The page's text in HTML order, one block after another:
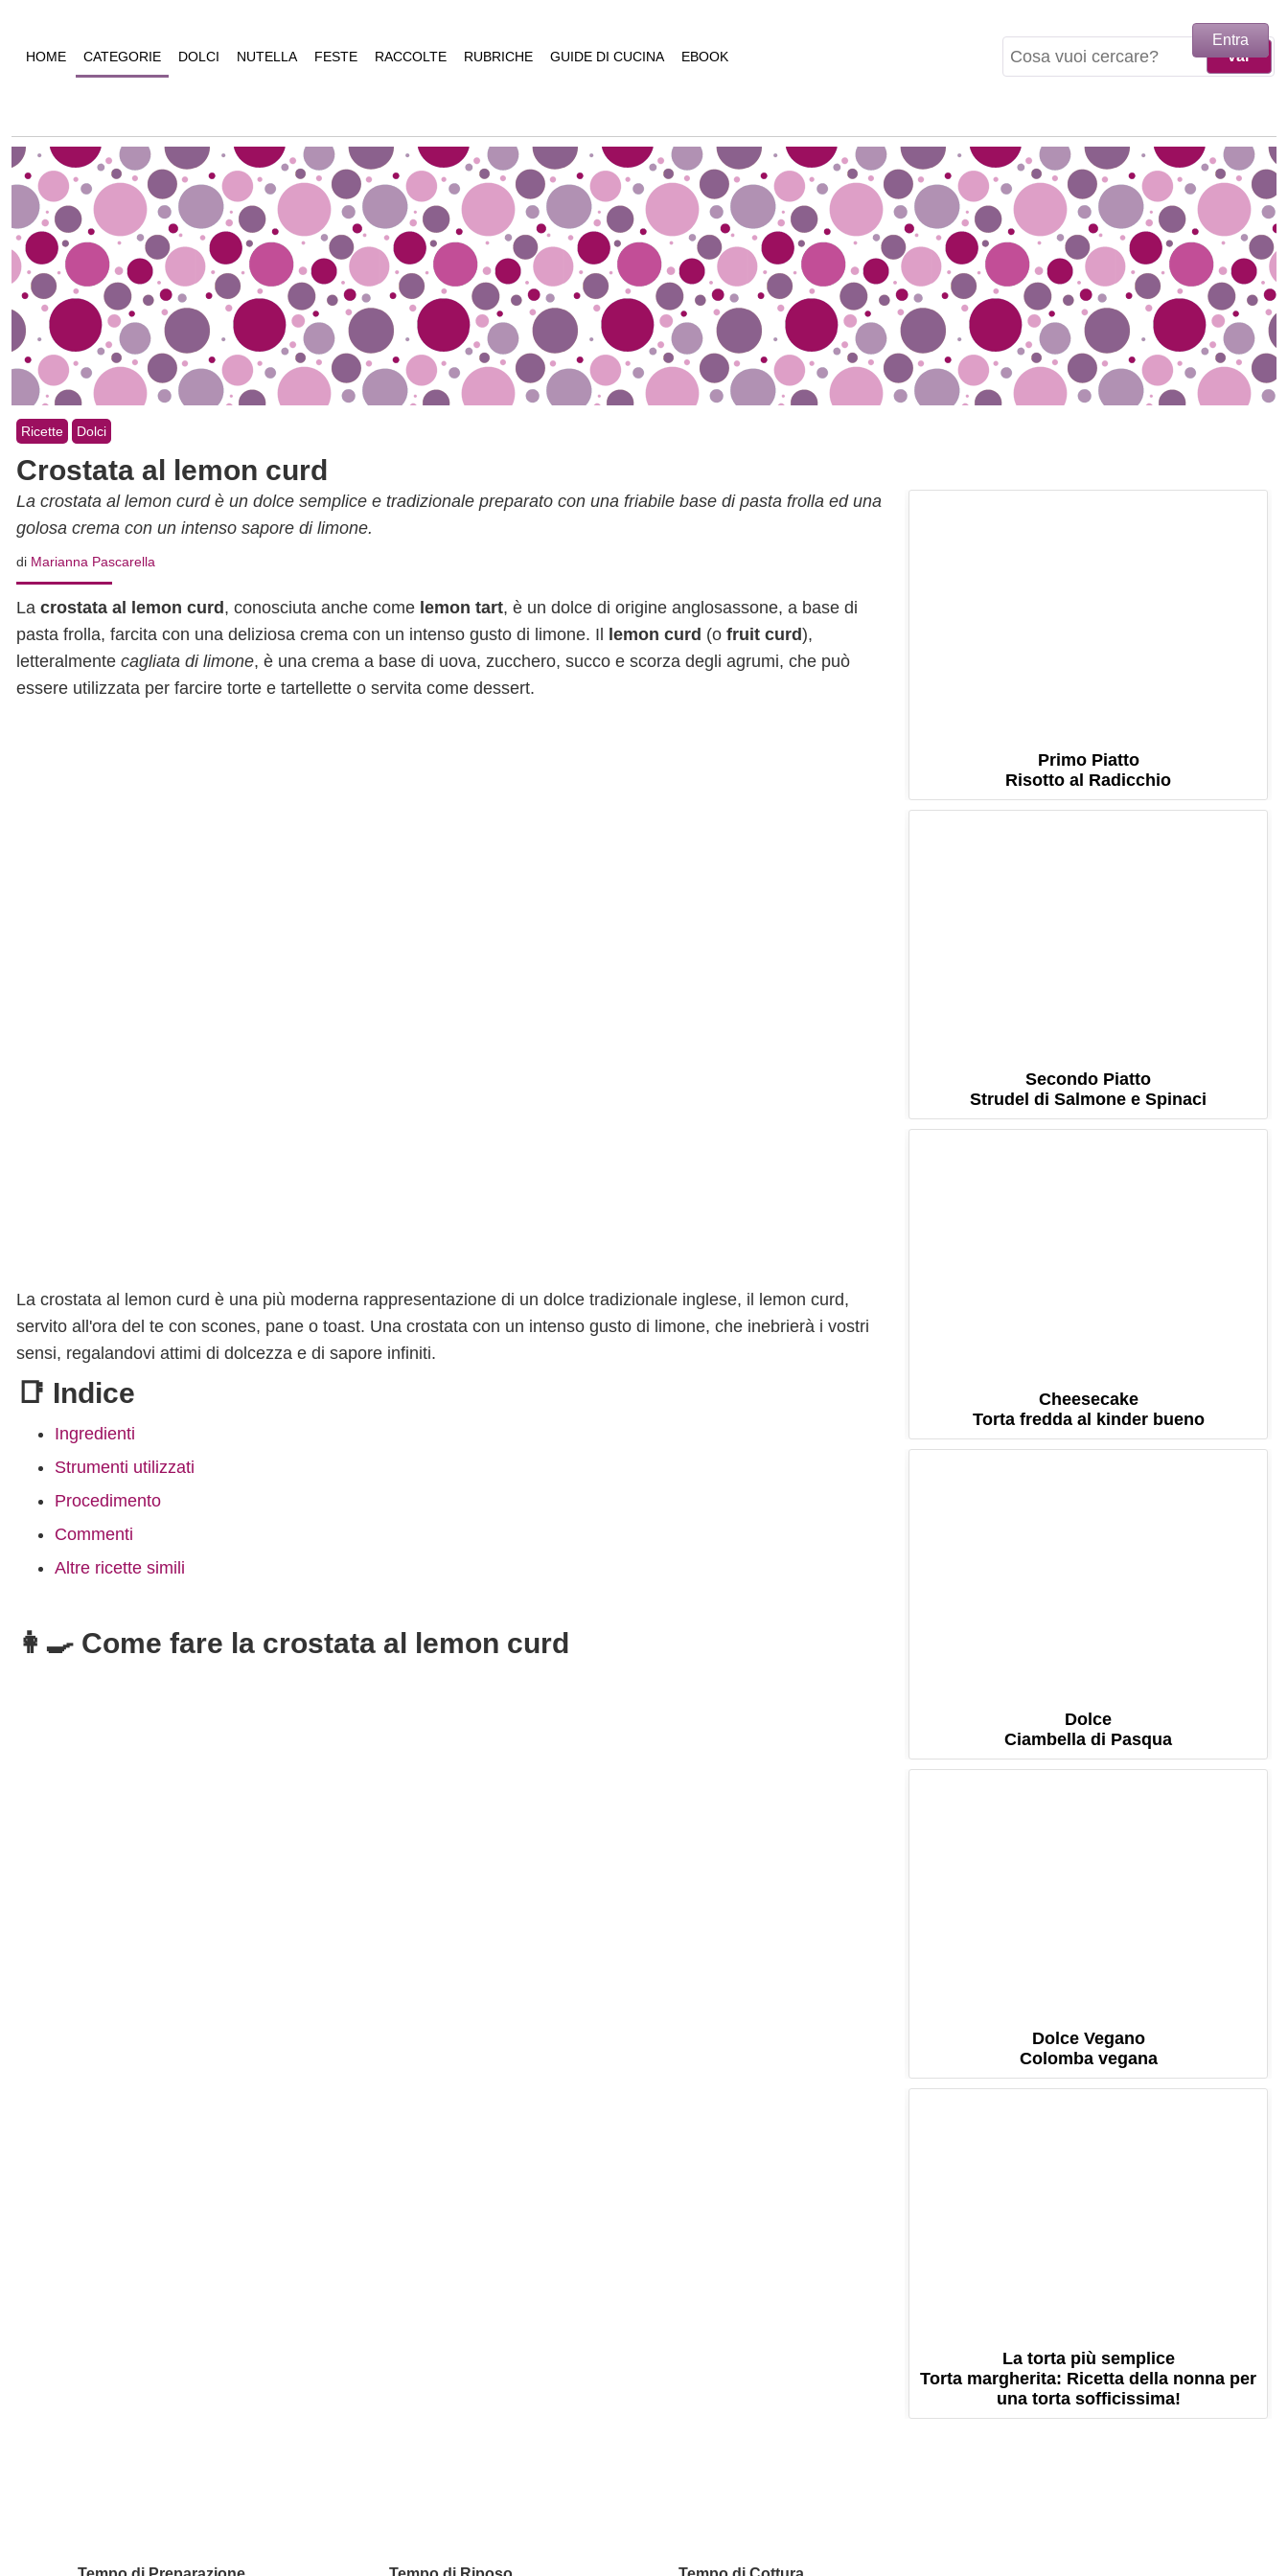
HOME CATEGORIE DOLCI NUTELLA FESTE RACCOLTE RUBRICHE GUIDE DI CUCINA EBOOK
Ricette Dolci
Crostata al lemon curd
La crostata al lemon curd è un dolce semplice e tradizionale preparato con una friabile base di pasta frolla ed una
golosa crema con un intenso sapore di limone.
di Marianna Pascarella
La crostata al lemon curd , conosciuta anche come lemon tart, è un dolce di origine anglosassone, a base di
pasta frolla, farcita con una deliziosa crema con un intenso gusto di limone. Il
lemon curd (o fruit curd),
letteralmente cagliata di limone, è una crema a base di uova, zucchero, succo e scorza degli agrumi, che può
essere utilizzata per farcire torte e tartellette o servita come dessert.
La crostata al lemon curd è una più moderna rappresentazione di un dolce tradizionale inglese, il lemon curd,
servito all'ora del te con scones, pane o toast. Una crostata con un intenso gusto di limone, che inebrierà i vostri
sensi, regalandovi attimi di dolcezza e di sapore infiniti.
📑 Indice
Ingredienti
Strumenti utilizzati
Procedimento
Commenti
Altre ricette simili
👩‍🍳 Come fare la crostata al lemon curd
Primo Piatto
Risotto al Radicchio
Secondo Piatto
Strudel di Salmone e Spinaci
Cheesecake
Torta fredda al kinder bueno
Dolce
Ciambella di Pasqua
Dolce Vegano
Colomba vegana
La torta più semplice
Torta margherita: Ricetta della nonna per
una torta sofficissima!
Entra